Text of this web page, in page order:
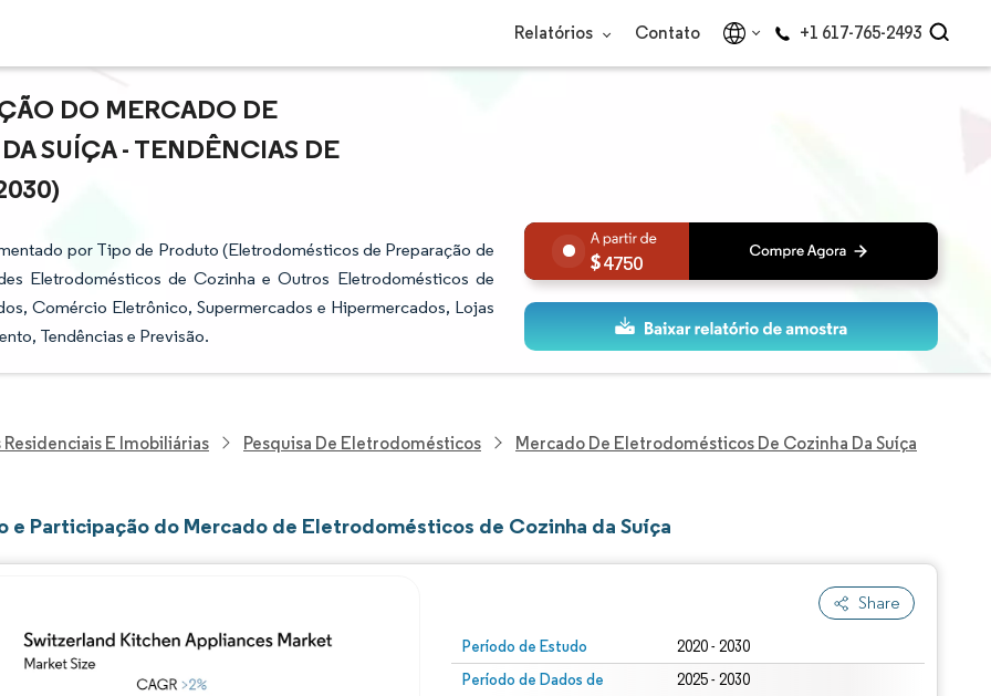
Relatórios Contato +1 617-765-2493
DO MERCADO DE
SUÍÇA - TENDÊNCIAS DE
por Tipo de Produto (Eletrodomésticos de Preparação de
Eletrodomésticos de Cozinha e Outros Eletrodomésticos de
Comércio Eletrônico, Supermercados e Hipermercados, Lojas
Tendências e Previsão.
4750
E Imobiliárias Pesquisa De Eletrodomésticos Mercado De Eletrodomésticos De Cozinha Da Suíça
e Participação do Mercado de Eletrodomésticos de Cozinha da Suíça
Share
Período de Estudo 2020 - 2030
Período de Dados de
2025 - 2030